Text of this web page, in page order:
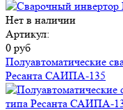
Нет в наличии
Артикул:
0 руб
Полуавтоматические
Ресанта САИПА-135